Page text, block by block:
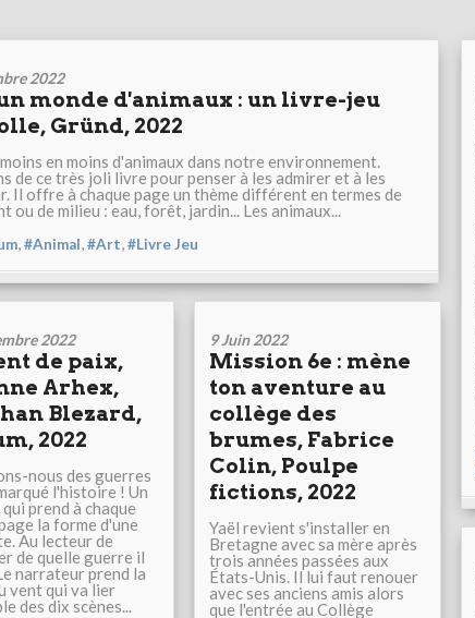
2022
monde d'animaux : un livre-jeu
Gründ, 2022
en moins d'animaux dans notre environnement.
de ce très joli livre pour penser à les admirer et à les
Il offre à chaque page un thème différent en termes de
ou de milieu : eau, forêt, jardin... Les animaux...
#Animal #Art #Livre Jeu
2022
de paix,
Arhex,
Blezard,
2022
nous des guerres
l'histoire ! Un
prend à chaque
la forme d'une
Au lecteur de
de quelle guerre il
narrateur prend la
vent qui va lier
des dix scènes...
9 Juin 2022
Mission 6e : mène
ton aventure au
collège des
brumes, Fabrice
Colin, Poulpe
fictions, 2022
Yaël revient s'installer en
Bretagne avec sa mère après
trois années passées aux
États-Unis. Il lui faut renouer
avec ses anciens amis alors
que l'entrée au Collège